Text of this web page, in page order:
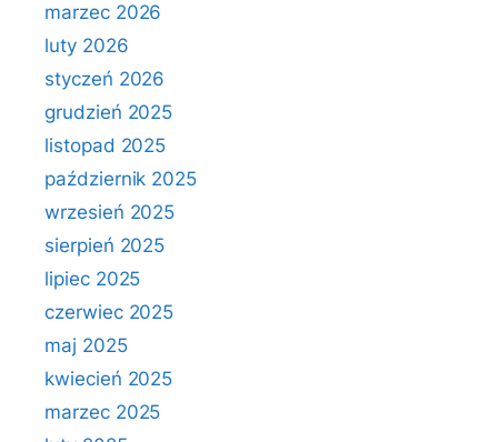
marzec 2026
luty 2026
styczeń 2026
grudzień 2025
listopad 2025
październik 2025
wrzesień 2025
sierpień 2025
lipiec 2025
czerwiec 2025
maj 2025
kwiecień 2025
marzec 2025